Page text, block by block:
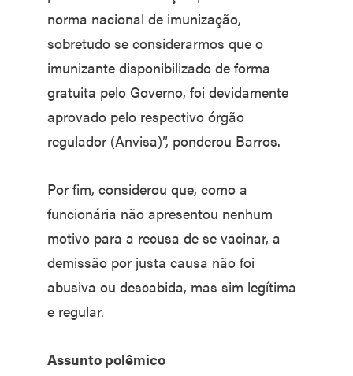
norma nacional de imunização,
sobretudo se considerarmos que o
imunizante disponibilizado de forma
gratuita pelo Governo, foi devidamente
aprovado pelo respectivo órgão
regulador (Anvisa)”, ponderou Barros.
Por fim, considerou que, como a
funcionária não apresentou nenhum
motivo para a recusa de se vacinar, a
demissão por justa causa não foi
abusiva ou descabida, mas sim legítima
e regular.
Assunto polêmico